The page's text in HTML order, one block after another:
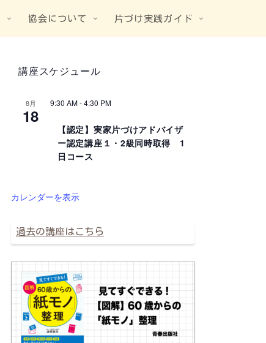
協会について 片づけ実践ガイド
講座スケジュール
8月
18
9:30 AM-4:30 PM
【認定】実家片づけアドバイザ
ー認定講座１・2級同時取得 1
日コース
カレンダーを表示
過去の講座はこちら